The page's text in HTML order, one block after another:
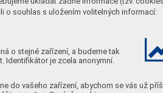
o souhlas s uložením volitelných informací:
o stejné zařízení, a budeme tak
Identifikátor je zcela anonymní.
do vašeho zařízení, abychom se vás už